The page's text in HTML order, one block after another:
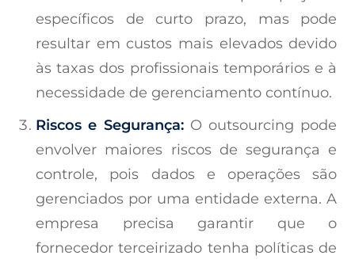
específicos de curto prazo, mas pode
resultar em custos mais elevados devido
às taxas dos profissionais temporários e à
necessidade de gerenciamento contínuo.
Riscos e Segurança:O outsourcing pode
envolver maiores riscos de segurança e
controle, pois dados e operações são
gerenciados por uma entidade externa. A
empresa precisa garantir que o
fornecedor terceirizado tenha políticas de